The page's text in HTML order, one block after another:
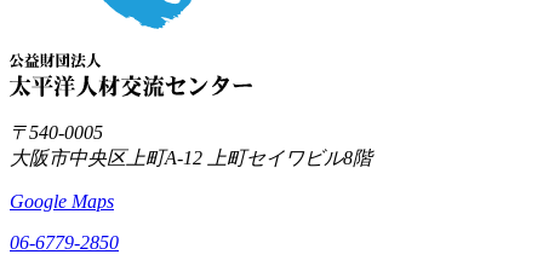
〒540-0005
大阪市中央区上町A-12 上町セイワビル8階
Google Maps
06-6779-2850